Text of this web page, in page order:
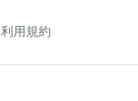
利用規約